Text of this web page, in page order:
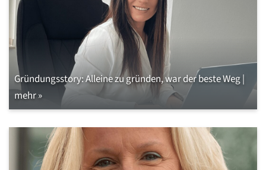
Gründungsstory: Alleine zu gründen, war der beste Weg |
mehr »